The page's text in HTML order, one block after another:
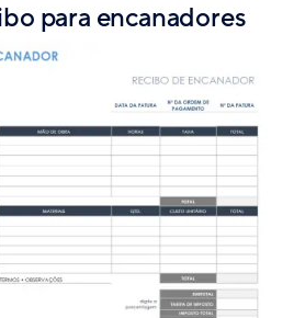
para encanadores